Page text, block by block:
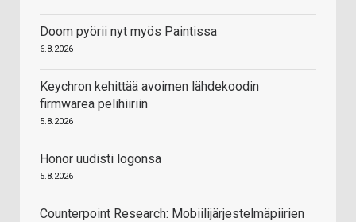
Doom pyörii nyt myös Paintissa
6.8.2026
Keychron kehittää avoimen lähdekoodin
firmwarea pelihiiriin
5.8.2026
Honor uudisti logonsa
5.8.2026
Counterpoint Research: Mobiilijärjestelmäpiirien